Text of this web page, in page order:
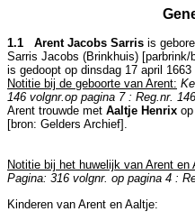
1.1 Arent Jacobs Sarris is
Sarris Jacobs (Brinkhuis) [parbrink/
is gedoopt op dinsdag 17 april 1663
Notitie bij de geboorte van Arent:
146 volgnr.op pagina 7 : Reg.nr.
Arent trouwde met Aaltje Henrix
[bron: Gelders Archief].
Notitie bij het huwelijk van Arent en
Pagina: 316 volgnr. op pagina 4 :
Kinderen van Arent en Aaltje: